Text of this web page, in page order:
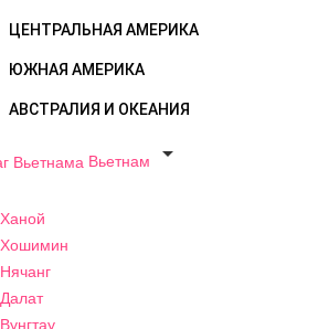
ЦЕНТРАЛЬНАЯ АМЕРИКА
ЮЖНАЯ АМЕРИКА
АВСТРАЛИЯ И ОКЕАНИЯ
Вьетнам

Ханой
Хошимин
Нячанг
Далат
Вунгтау